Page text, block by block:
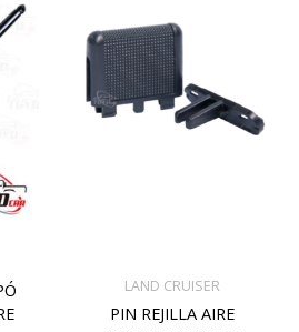
LAND CRUISER
PIN REJILLA AIRE